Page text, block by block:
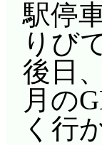
駅停
りび
後日
月の
く行